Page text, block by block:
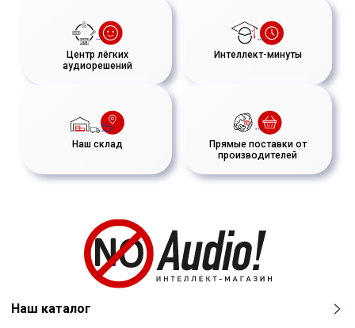
Центр лёгких
аудиорешений
Интеллект-минуты
Наш склад
Прямые поставки от
производителей
Наш каталог